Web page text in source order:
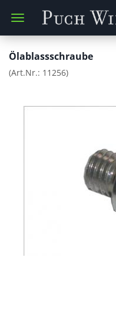
Ölablassschraube
(Art.Nr.: 11256)